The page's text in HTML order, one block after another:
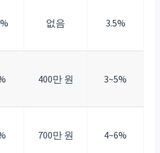
없음 3.5%
400만 원 3~5%
700만 원 4~6%